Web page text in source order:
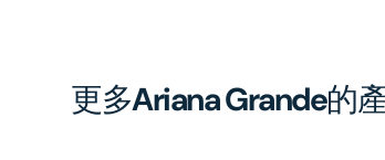
更多Ariana Grande的